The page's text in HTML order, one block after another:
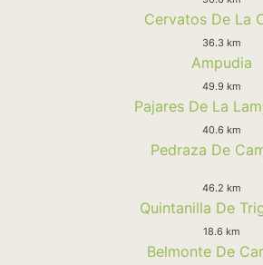
Cervatos De La
36.3 km
Ampudia
49.9 km
Pajares De La
40.6 km
Pedraza De
46.2 km
Quintanilla De
18.6 km
Belmonte De